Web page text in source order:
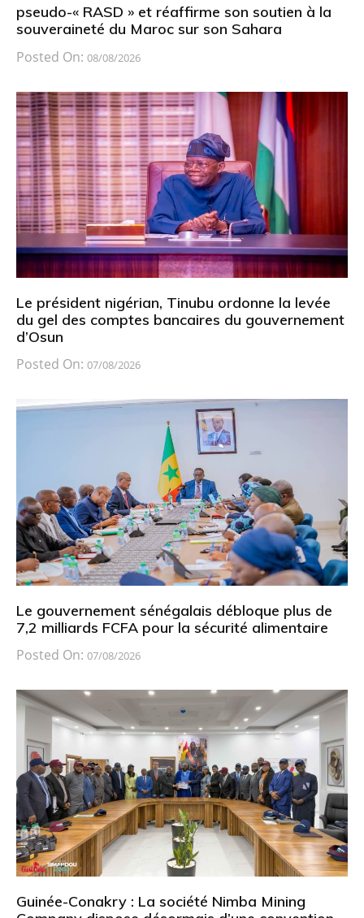
pseudo-« RASD » et réaffirme son soutien à la
souveraineté du Maroc sur son Sahara
Posted On: 08/08/2026
Le président nigérian, Tinubu ordonne la levée
du gel des comptes bancaires du gouvernement
d’Osun
Posted On: 07/08/2026
Le gouvernement sénégalais débloque plus de
7,2 milliards FCFA pour la sécurité alimentaire
Posted On: 07/08/2026
Guinée-Conakry : La société Nimba Mining